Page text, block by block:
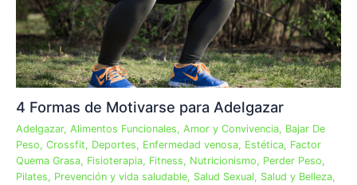
4 Formas de Motivarse para Adelgazar
Adelgazar, Alimentos Funcionales, Amor y Convivencia, Bajar De
Peso, Crossfit, Deportes, Enfermedad venosa, Estética, Factor
Quema Grasa, Fisioterapia, Fitness, Nutricionismo, Perder Peso,
Pilates, Prevención y vida saludable, Salud Sexual, Salud y Belleza,